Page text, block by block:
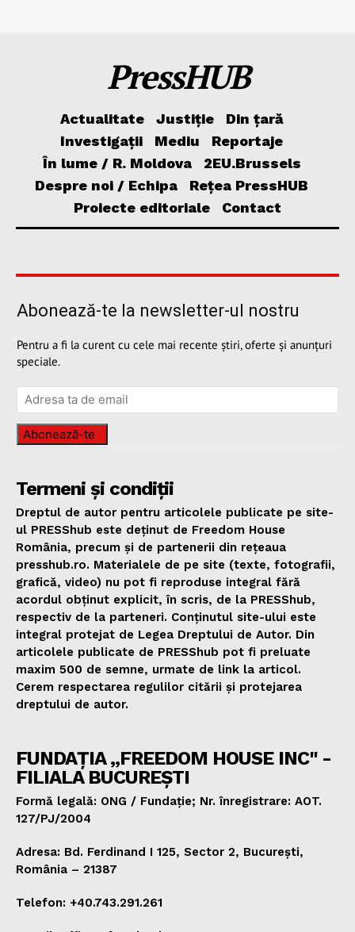
PressHUB
Actualitate Justiție
Din țară
Investigații
Mediu
Reportaje
În lume / R. Moldova
2EU.Brussels
Despre noi / Echipa
Rețea PressHUB
Proiecte editoriale
Contact
Abonează-te la newsletter-ul nostru
Pentru a fi la curent cu cele mai recente știri, oferte și anunțuri
speciale.
Abonează-te
Termeni și condiții
Dreptul de autor pentru articolele publicate pe site-
ul PRESShub este deținut de Freedom House
România, precum și de partenerii din rețeaua
presshub.ro. Materialele de pe site (texte, fotografii,
grafică, video) nu pot fi reproduse integral fără
acordul obținut explicit, în scris, de la PRESShub,
respectiv de la parteneri. Conținutul site-ului este
integral protejat de Legea Dreptului de Autor. Din
articolele publicate de PRESShub pot fi preluate
maxim 500 de semne, urmate de link la articol.
Cerem respectarea regulilor citării și protejarea
dreptului de autor.
FUNDAȚIA „FREEDOM HOUSE INC" -
FILIALA BUCUREȘTI
Formă legală: ONG / Fundație; Nr. înregistrare: AOT.
127/PJ/2004
Adresa: Bd. Ferdinand I 125, Sector 2, București,
România – 21387
Telefon: +40.743.291.261